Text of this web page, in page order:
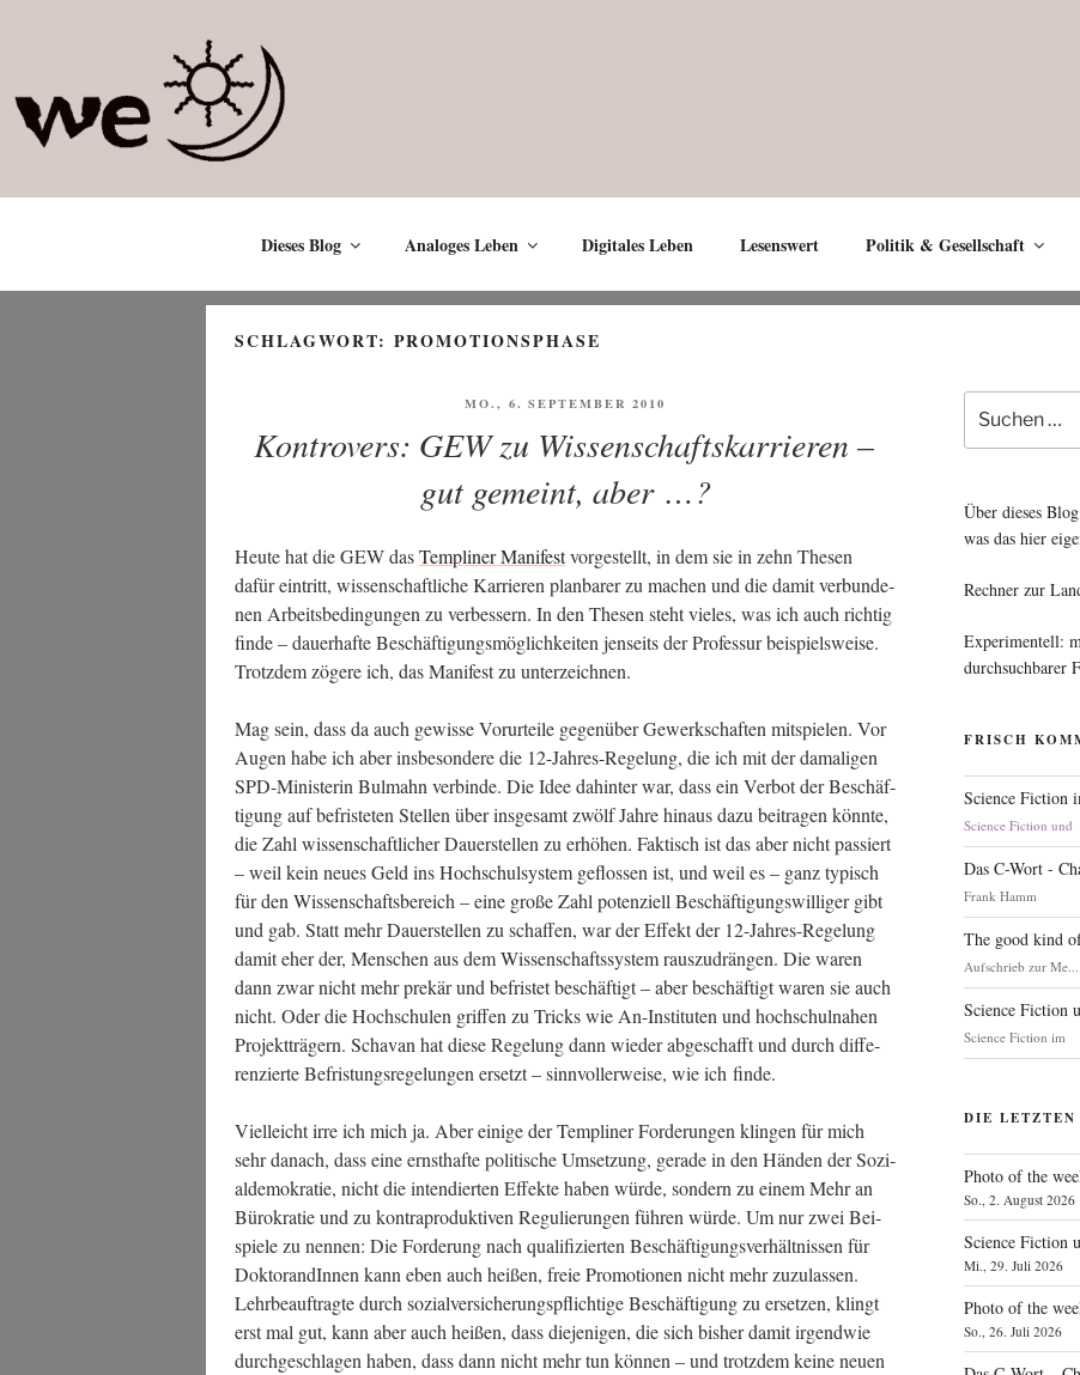
Dieses Blog Analoges Leben Digitales Leben Lesenswert Politik & Gesellschaft
SCHLAGWORT: PROMOTIONSPHASE
VERÖFFENTLICHT
MO., 6. SEPTEMBER 2010
Kontrovers: GEW zu Wissenschaftskarrieren –
gut gemeint, aber …?
Heu­te hat die GEW dasTemp­li­ner Mani­festvor­ge­stellt, in dem sie in zehn The­sen
dafür ein­tritt, wis­sen­schaft­li­che Kar­rie­ren plan­ba­rer zu machen und die damit ver­bun­de­
nen Arbeits­be­din­gun­gen zu ver­bes­sern. In den The­sen steht vie­les, was ich auch rich­tig
fin­de – dau­er­haf­te Beschäf­ti­gungs­mög­lich­kei­ten jen­seits der Pro­fes­sur bei­spiels­wei­se.
Trotz­dem zöge­re ich, das Mani­fest zu unterzeichnen.
Mag sein, dass da auch gewis­se Vor­ur­tei­le gegen­über Gewerk­schaf­ten mit­spie­len. Vor
Augen habe ich aber ins­be­son­de­re die 12-Jah­res-Rege­lung, die ich mit der dama­li­gen
SPD-Minis­te­rin Bul­mahn ver­bin­de. Die Idee dahin­ter war, dass ein Ver­bot der Beschäf­
ti­gung auf befris­te­ten Stel­len über ins­ge­samt zwölf Jah­re hin­aus dazu bei­tra­gen könn­te,
die Zahl wis­sen­schaft­li­cher Dau­er­stel­len zu erhö­hen. Fak­tisch ist das aber nicht pas­siert
– weil kein neu­es Geld ins Hoch­schul­sys­tem geflos­sen ist, und weil es – ganz typisch
für den Wis­sen­schafts­be­reich – eine gro­ße Zahl poten­zi­ell Beschäf­ti­gungs­wil­li­ger gibt
und gab. Statt mehr Dau­er­stel­len zu schaf­fen, war der Effekt der 12-Jah­res-Rege­lung
damit eher der, Men­schen aus dem Wis­sen­schafts­sys­tem raus­zu­drän­gen. Die waren
dann zwar nicht mehr pre­kär und befris­tet beschäf­tigt – aber beschäf­tigt waren sie auch
nicht. Oder die Hoch­schu­len grif­fen zu Tricks wie An-Insti­tu­ten und hoch­schul­na­hen
Pro­jekt­trä­gern. Scha­van hat die­se Rege­lung dann wie­der abge­schafft und durch dif­fe­
ren­zier­te Befris­tungs­re­ge­lun­gen ersetzt – sinn­vol­ler­wei­se, wie ich finde.
Viel­leicht irre ich mich ja. Aber eini­ge der Temp­li­ner For­de­run­gen klin­gen für mich
sehr danach, dass eine ernst­haf­te poli­ti­sche Umset­zung, gera­de in den Hän­den der Sozi­
al­de­mo­kra­tie, nicht die inten­dier­ten Effek­te haben wür­de, son­dern zu einem Mehr an
Büro­kra­tie und zu kon­tra­pro­duk­ti­ven Regu­lie­run­gen füh­ren wür­de. Um nur zwei Bei­
spie­le zu nen­nen: Die For­de­rung nach qua­li­fi­zier­ten Beschäf­ti­gungs­ver­hält­nis­sen für
Dok­to­ran­dIn­nen kann eben auch hei­ßen, freie Pro­mo­tio­nen nicht mehr zuzu­las­sen.
Lehr­be­auf­trag­te durch sozi­al­ver­si­che­rungs­pflich­ti­ge Beschäf­ti­gung zu erset­zen, klingt
erst mal gut, kann aber auch hei­ßen, dass die­je­ni­gen, die sich bis­her damit irgend­wie
durch­ge­schla­gen haben, dass dann nicht mehr tun kön­nen – und trotz­dem kei­ne neu­en
Suche
nach:
Über dieses
was das hier
Rechner zur
Experimentell:
durchsuchbarer
FRISCH
Science Fiction
Science Fiction und
Das C-Wort -
Frank Hamm
The good kind
Aufschrieb zur Me...
Science Fiction
Science Fiction im
DIE LETZTEN
Photo of the
So., 2. August 2026
Science Fiction
Mi., 29. Juli 2026
Photo of the
So., 26. Juli 2026